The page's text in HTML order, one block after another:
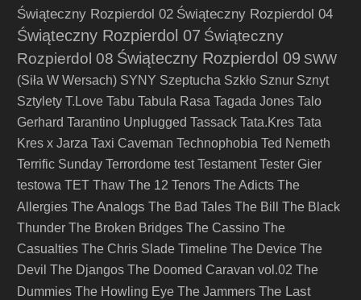
Świąteczny Rozpierdol 02 Świąteczny Rozpierdol 04
Świąteczny Rozpierdol 07 Świąteczny
Rozpierdol 08 Świąteczny Rozpierdol 09 SWW
(Siła W Wersach) SYNY Szeptucha Szkło Sznur Sznyt
Sztylety T.Love Tabu Tabula Rasa Tagada Jones Talo
Gerhard Tarantino Unplugged Tassack Tata.Kres Tata
Kres x Jarza Taxi Caveman Technophobia Ted Nemeth
Terrific Sunday Terrordome test Testament Tester Gier
testowa TET Thaw The 12 Tenors The Adicts The
Allergies The Analogs The Bad Tales The Bill
The Black
Thunder The Broken Bridges The Cassino The
Casualties The Chris Slade Timeline The Device The
Devil The Djangos The Doomed Caravan vol.02 The
Dummies The Howling Eye The Jammers The Last